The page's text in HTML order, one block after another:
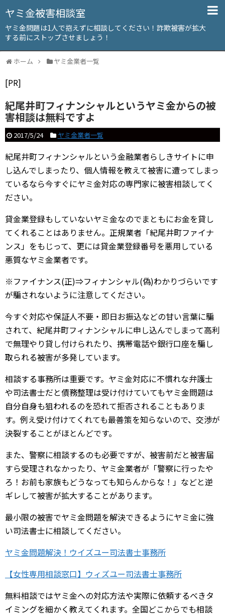
ヤミ金被害相談室
ヤミ金問題は1人で抱えずに相談してください！詐欺被害が拡大
する前にストップさせましょう！
ホーム ヤミ金業者一覧
[PR]
紀尾井町フィナンシャルというヤミ金からの被
害相談は無料ですよ
2017/5/24 ヤミ金業者一覧
紀尾井町フィナンシャルという金融業者らしきサイトに申
し込んでしまったり、個人情報を教えて被害に遭ってしまっ
ているなら今すぐにヤミ金対応の専門家に被害相談してく
ださい。
貸金業登録もしていないヤミ金なのでまともにお金を貸し
てくれることはありません。正規業者「紀尾井町ファイナ
ンス」をもじって、更には貸金業登録番号を悪用している
悪質なヤミ金業者です。
※ファイナンス(正)⇒フィナンシャル(偽)わかりづらいです
が騙されないように注意してください。
今すぐ対応や保証人不要・即日お振込などの甘い言葉に騙
されて、紀尾井町フィナンシャルに申し込んでしまって高利
で無理やり貸し付けられたり、携帯電話や銀行口座を騙し
取られる被害が多発しています。
相談する事務所は重要です。ヤミ金対応に不慣れな弁護士
や司法書士だと債務整理は受け付けていてもヤミ金問題は
自分自身も狙われるのを恐れて拒否されることもありま
す。例え受け付けてくれても最善策を知らないので、交渉が
決裂することがほとんどです。
また、警察に相談するのも必要ですが、被害前だと被害届
すら受理されなかったり、ヤミ金業者が「警察に行ったや
ろ！お前も家族もどうなっても知らんからな！」などと逆
ギレして被害が拡大することがあります。
最小限の被害でヤミ金問題を解決できるようにヤミ金に強
い司法書士に相談してください。
ヤミ金問題解決！ウイズユー司法書士事務所
【女性専用相談窓口】ウィズユー司法書士事務所
無料相談ではヤミ金への対応方法や実際に依頼するべきタ
イミングを細かく教えてくれます。全国どこからでも相談